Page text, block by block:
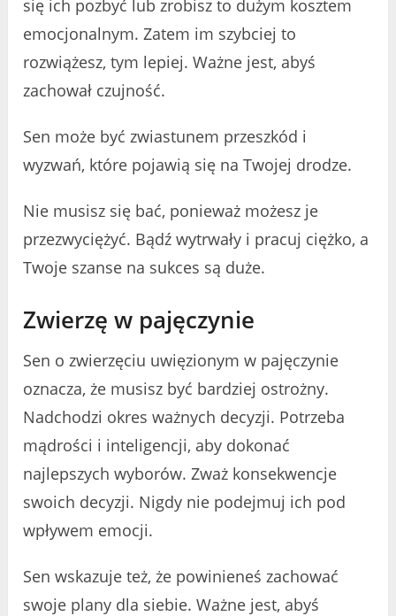
się ich pozbyć lub zrobisz to dużym kosztem
emocjonalnym. Zatem im szybciej to
rozwiążesz, tym lepiej. Ważne jest, abyś
zachował czujność.
Sen może być zwiastunem przeszkód i
wyzwań, które pojawią się na Twojej drodze.
Nie musisz się bać, ponieważ możesz je
przezwyciężyć. Bądź wytrwały i pracuj ciężko, a
Twoje szanse na sukces są duże.
Zwierzę w pajęczynie
Sen o zwierzęciu uwięzionym w pajęczynie
oznacza, że musisz być bardziej ostrożny.
Nadchodzi okres ważnych decyzji. Potrzeba
mądrości i inteligencji, aby dokonać
najlepszych wyborów. Zważ konsekwencje
swoich decyzji. Nigdy nie podejmuj ich pod
wpływem emocji.
Sen wskazuje też, że powinieneś zachować
swoje plany dla siebie. Ważne jest, abyś